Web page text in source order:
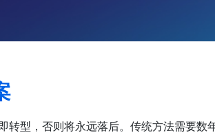
型，否则将永远落后。传统方法需要数